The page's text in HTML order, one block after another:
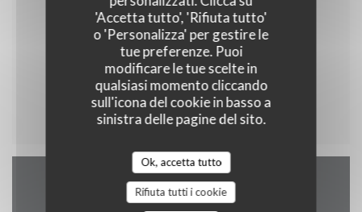
'Accetta tutto', 'Rifiuta tutto'
o 'Personalizza' per gestire le
tue preferenze. Puoi
modificare le tue scelte in
qualsiasi momento cliccando
sull'icona del cookie in basso a
sinistra delle pagine del sito.
Ok, accetta tutto
Rifiuta tutti i cookie
Menu enfant
Contattaci